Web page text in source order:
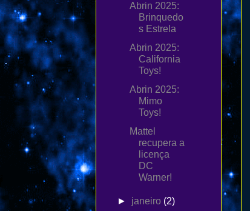
Abrin 2025:
Brinquedo
s Estrela
Abrin 2025:
California
Toys!
Abrin 2025:
Mimo
Toys!
Mattel
recupera a
licença
DC
Warner!
► janeiro (2)